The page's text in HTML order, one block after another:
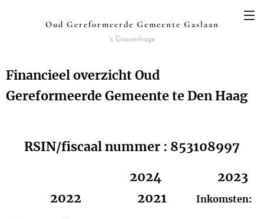
Oud Gereformeerde Gemeente Gaslaan
's Gravenhage
Financieel overzicht Oud
Gereformeerde Gemeente te Den Haag
RSIN/fiscaal nummer : 853108997
2024 2023
2022
2021 Inkomsten: